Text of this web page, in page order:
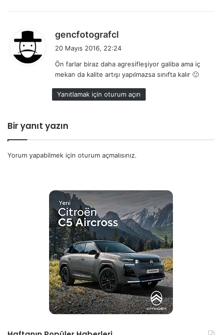
gencfotografcl
i
k
i
:
20 Mayıs 2016, 22:24
Ön farlar biraz daha agresifleşiyor galiba ama iç
mekan da kalite artışı yapılmazsa sınıfta kalır 🙂
Yanıtlamak için oturum açın
Bir yanıt yazın
Yorum yapabilmek için oturum açmalısınız.